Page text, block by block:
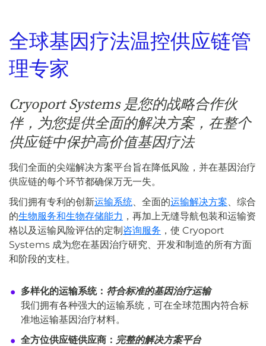
全球基因疗法温控供应链管
理专家
Cryoport Systems 是您的战略合作伙
伴，为您提供全面的解决方案，在整个
供应链中保护高价值基因疗法
我们全面的尖端解决方案平台旨在降低风险，并在基因治疗
供应链的每个环节都确保万无一失。
我们拥有专利的创新运输系统、全面的运输解决方案、综合
的生物服务和生物存储能力 ，再加上无缝导航包装和运输资
格以及运输风险评估的定制咨询服务 ，使 Cryoport
Systems 成为您在基因治疗研究、开发和制造的所有方面
和阶段的支柱。
多样化的运输系统： 符合标准的基因治疗运输
我们拥有各种强大的运输系统，可在全球范围内符合标
准地运输基因治疗材料。
全方位供应链供应商： 完整的解决方案平台